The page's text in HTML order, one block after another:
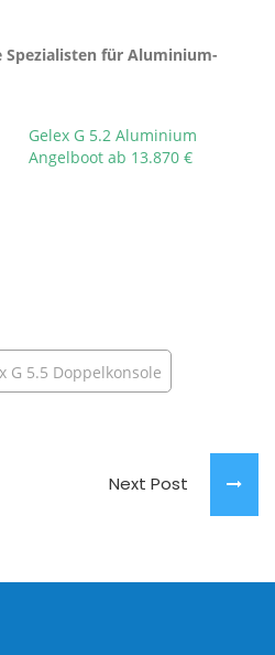
Spezialisten für Aluminium-
Gelex G 5.2 Aluminium
Angelboot ab 13.870 €
G 5.5 Doppelkonsole
Next Post